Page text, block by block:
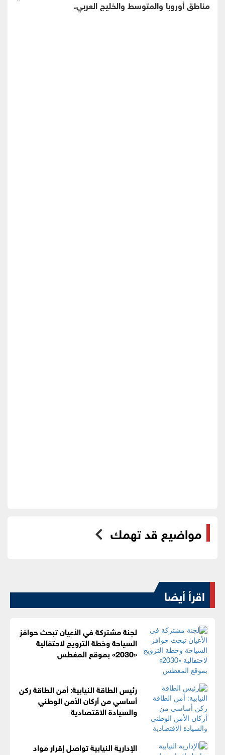
مناطق أوروبا والمتوسط والخليج العربي.
مواضيع قد تهمك
اقرأ أيضا
لجنة مشتركة في الأعيان تبحث حوافز
السياحة وخطة الترويج لاحتفالية
«2030» بموقع المغطس
رئيس الطاقة النيابية: أمن الطاقة ركن
أساسي من أركان الأمن الوطني
والسيادة الاقتصادية
الإدارية النيابية تواصل إقرار مواد